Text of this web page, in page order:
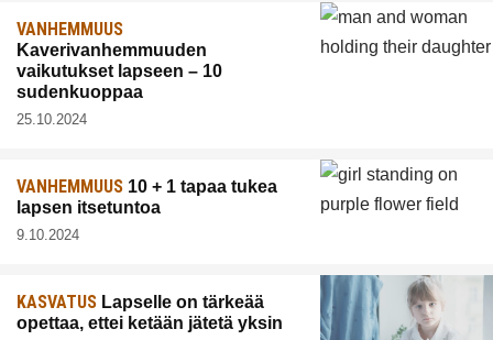
VANHEMMUUS
Kaverivanhemmuuden
vaikutukset lapseen – 10
sudenkuoppaa
25.10.2024
VANHEMMUUS 10 + 1 tapaa tukea
lapsen itsetuntoa
9.10.2024
KASVATUS Lapselle on tärkeää
opettaa, ettei ketään jätetä yksin